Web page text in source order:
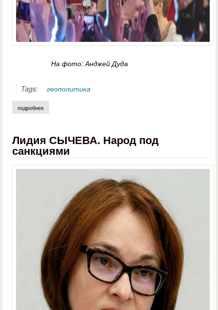
На фото: Анджей Дуда
Tags: геополитика
подробнее
Лидия СЫЧЕВА. Народ под
санкциями